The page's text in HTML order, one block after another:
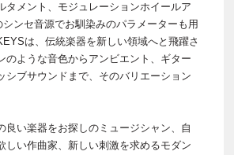
タメント、モジュレーションホイールア
ンセ音源でお馴染みのパラメーターも用
は、伝統楽器を新しい領域へと飛躍さ
のような音色からアンビエント、ギター
シブサウンドまで、そのバリエーション
良い楽器をお探しのミュージシャン、自
しい作曲家、新しい刺激を求めるモダン